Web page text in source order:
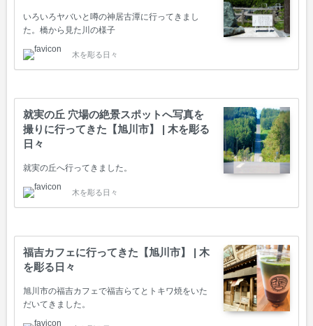
いろいろヤバいと噂の神居古潭に行ってきまし
た。橋から見た川の様子
木を彫る日々
就実の丘 穴場の絶景スポットへ写真を
撮りに行ってきた【旭川市】 | 木を彫る
日々
就実の丘へ行ってきました。
木を彫る日々
福吉カフェに行ってきた【旭川市】 | 木
を彫る日々
旭川市の福吉カフェで福吉らてとトキワ焼をいた
だいてきました。